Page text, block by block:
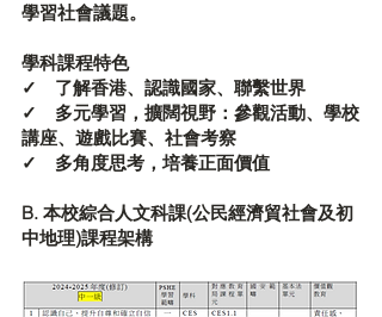
學習社會議題。
學科課程特色
​✓ 了解香港、認識國家、聯繫世界
✓ 多元學習，擴闊視野：參觀活動、學校
講座、遊戲比賽、社會考察
✓ 多角度思考，培養正面價值
B. 本校綜合人文科課(公民經濟貿社會及初
中地理)課程架構